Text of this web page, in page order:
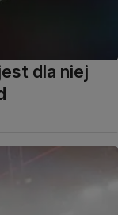
dla niej